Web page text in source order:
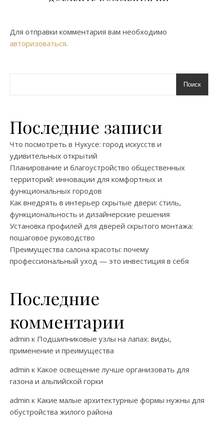
Для отправки комментария вам необходимо
авторизоваться.
Поиск
Последние записи
Что посмотреть в Нукусе: город искусств и
удивительных открытий
Планирование и благоустройство общественных
территорий: инновации для комфортных и
функциональных городов
Как внедрять в интерьер скрытые двери: стиль,
функциональность и дизайнерские решения
Установка профилей для дверей скрытого монтажа:
пошаговое руководство
Преимущества салона красоты: почему
профессиональный уход — это инвестиция в себя
Последние
комментарии
admin к Подшипниковые узлы на лапах: виды,
применение и преимущества
admin к Какое освещение лучше организовать для
газона и альпийской горки
admin к Какие малые архитектурные формы нужны для
обустройства жилого района